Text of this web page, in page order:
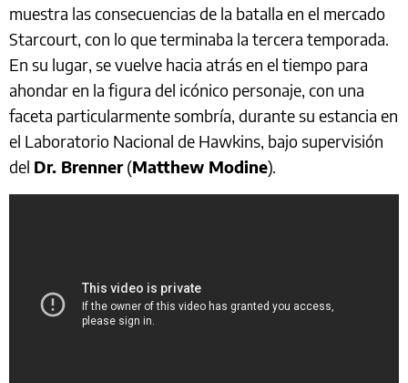
muestra las consecuencias de la batalla en el mercado
Starcourt, con lo que terminaba la tercera temporada.
En su lugar, se vuelve hacia atrás en el tiempo para
ahondar en la figura del icónico personaje, con una
faceta particularmente sombría, durante su estancia en
el Laboratorio Nacional de Hawkins, bajo supervisión
del Dr. Brenner(Matthew Modine).